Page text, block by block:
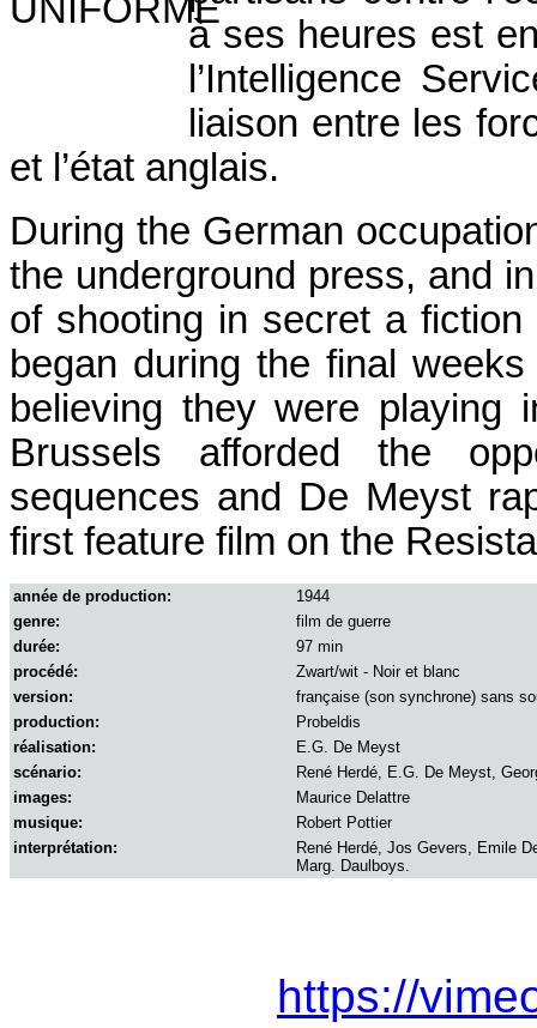
à ses heures est
l’Intelligence
liaison entre les
et l’état anglais.
During the German
the underground press, and
of shooting in secret a
began during the final
believing they were playing
Brussels afforded the
sequences and De Meyst
first feature film on the
année de production:
1944
genre:
film de guerre
durée:
97 min
procédé:
Zwart/wit - Noir et blanc
version:
française (son synchrone) sans
production:
Probeldis
réalisation:
E.G. De Meyst
scénario:
René Herdé, E.G. De Meyst,
images:
Maurice Delattre
musique:
Robert Pottier
interprétation:
René Herdé, Jos Gevers, Emile
Marg. Daulboys.
https://